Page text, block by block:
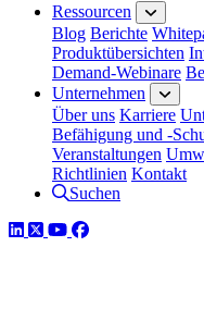
Ressourcen
Blog Berichte
Produktübersichten
Demand-Webinare
Unternehmen
Über uns Karriere
Befähigung und -
Veranstaltungen
Richtlinien Kontakt
Suchen
LinkedIn
TwitterYouTube
Facebook